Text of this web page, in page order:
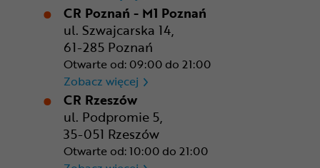
CR Poznań - M1 Poznań
ul. Szwajcarska 14,
61-285 Poznań
Otwarte od: 09:00 do 21:00
Zobacz więcej CR Poznań - M1 Poznań
CR Rzeszów
ul. Podpromie 5,
35-051 Rzeszów
Otwarte od: 10:00 do 21:00